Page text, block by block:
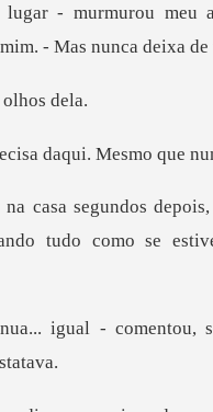
meu
ecisa daqui. Mesmo
tud
ual - comentou,